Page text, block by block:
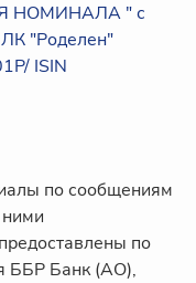
НОМИНАЛА " с
"Роделен"
ISIN
по сообщениям
по
ББР Банк (АО),